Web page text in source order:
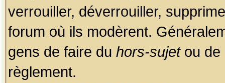
verrouiller, déverrouiller,
forum où ils modèrent.
gens de faire du hors-sujetou de
règlement.